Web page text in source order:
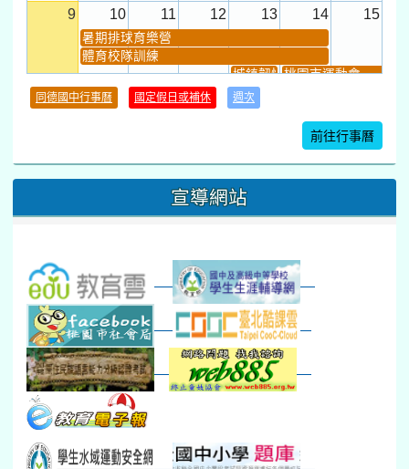
9 10 11 12 13 14 15
暑期排球育樂營
體育校隊訓練
城鎮韌性(防空)演習
桃園市運動會
暑期體育育樂營結束
21 22
桃園市運動會
數感實驗夏令營(整天)
新生智力測驗補測(...
下午-新進教師研習
教師備課會議
新生訓練(整天)新生訓練(~12:00)
下午-校務會議14:00-
八九年級返校8-9
防災演練工作分配及...
30 31 2 3
本週_健康檢查週各班器材負責人訓練
發放班級書箱及晨讀...
技藝教育學程說明會...
12:30幹部訓練七年級新生健檢
本週_友善校園週收學生證、換補教科...
本週_圖書館開放借...
開學日
第一週
超額比序暨免試入學...
同德國中行事曆 國定假日或補休 週次
前往行事曆
宣導網站